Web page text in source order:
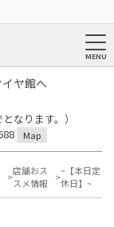
ヤ館へ
なります。）
Map
店舗おス
スメ情報
~【本日定
休日】~